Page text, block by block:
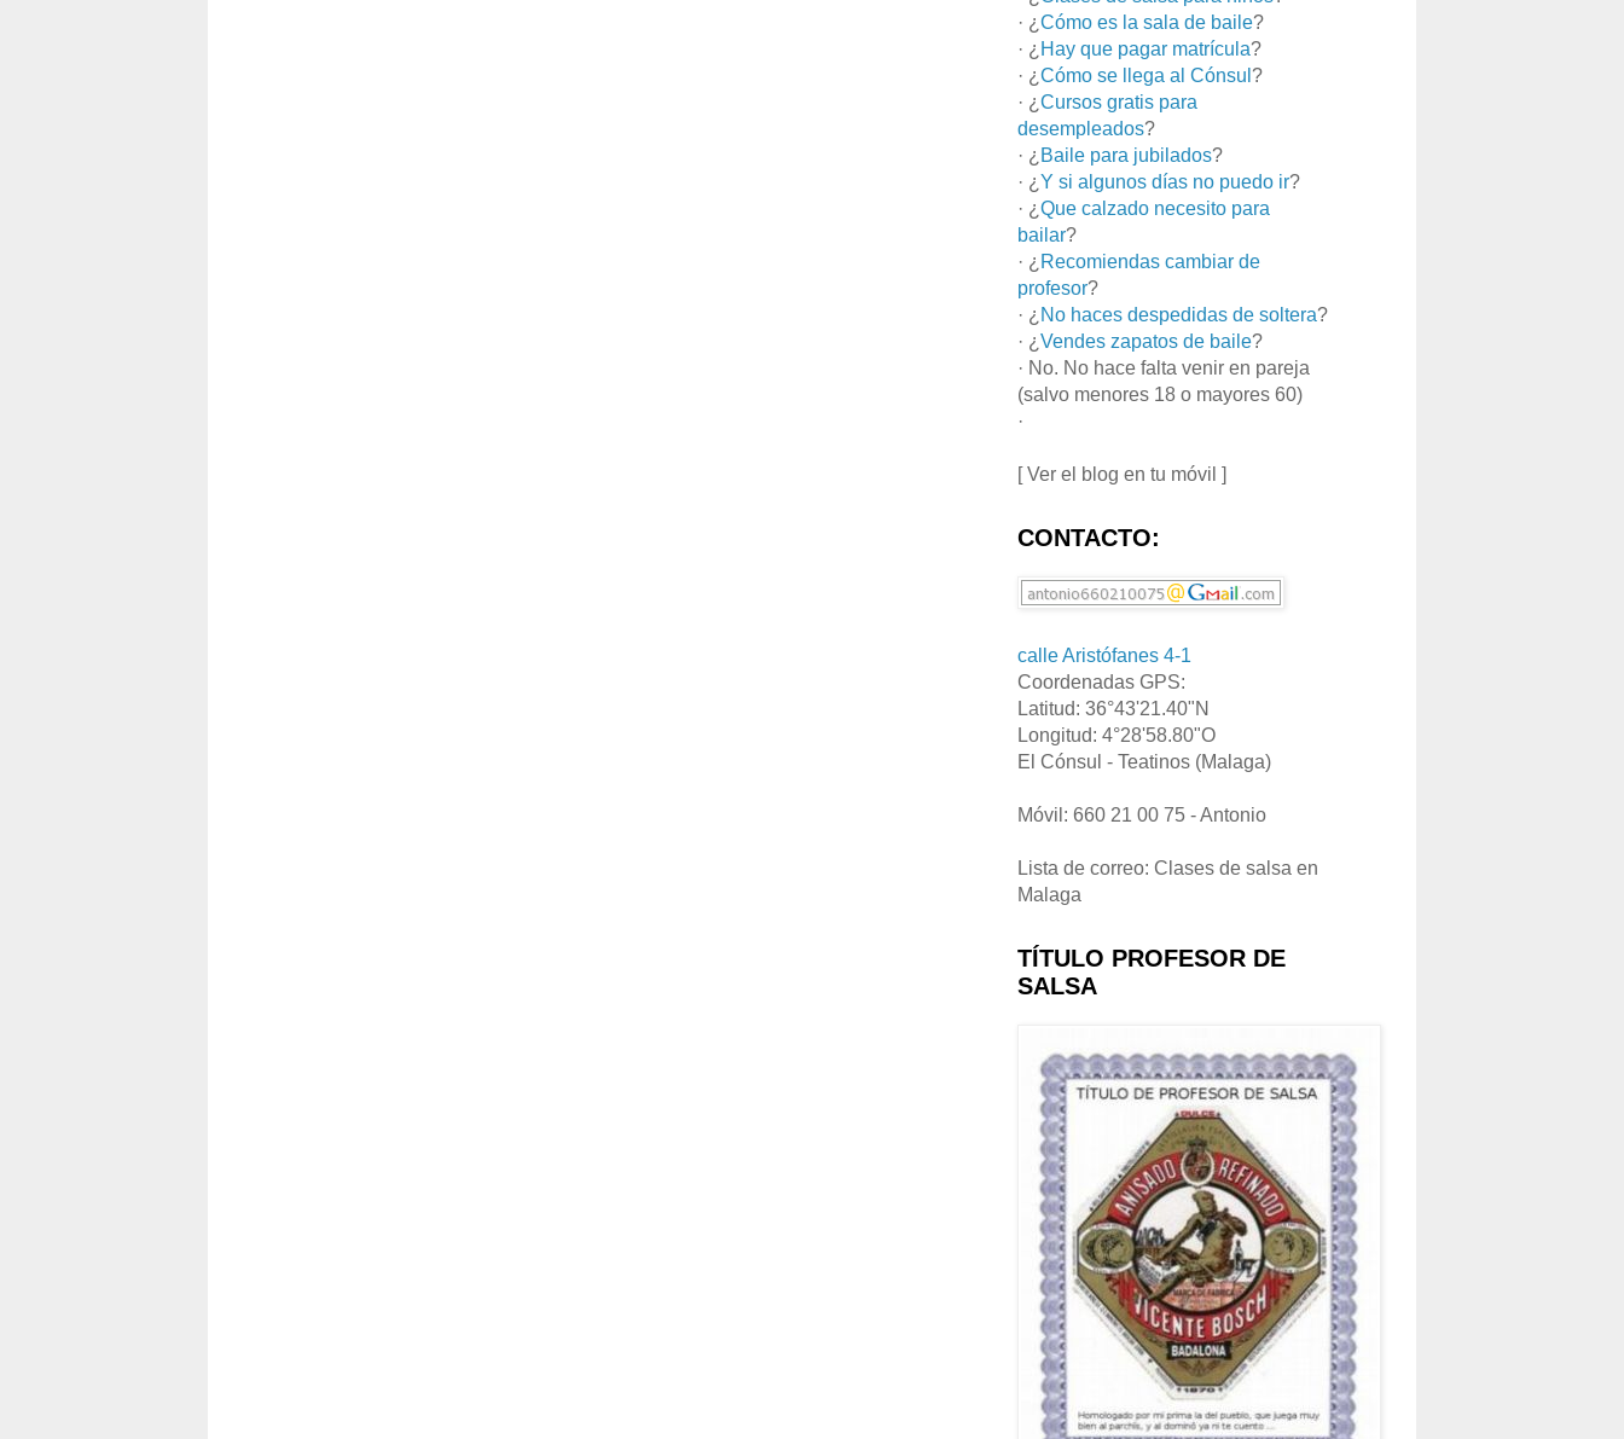
· ¿ Cómo es la sala de baile?
· ¿ Hay que pagar matrícula?
· ¿ Cómo se llega al Cónsul ?
· ¿ Cursos gratis para
desempleados?
· ¿ Baile para jubilados?
· ¿ Y si algunos días no puedo ir?
· ¿ Que calzado necesito para
bailar?
· ¿ Recomiendas cambiar de
profesor?
· ¿ No haces despedidas de soltera?
· ¿ Vendes zapatos de baile?
· No. No hace falta venir en pareja
(salvo menores 18 o mayores 60)
·
[ Ver el blog en tu móvil ]
CONTACTO:
calle Aristófanes 4-1
Coordenadas GPS:
Latitud: 36°43'21.40"N
Longitud: 4°28'58.80"O
El Cónsul - Teatinos (Malaga)
Móvil: 660 21 00 75 - Antonio
Lista de correo: Clases de salsa en
Malaga
TÍTULO PROFESOR DE
SALSA